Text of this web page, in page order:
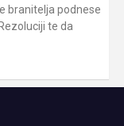
branitelja podnese
te da